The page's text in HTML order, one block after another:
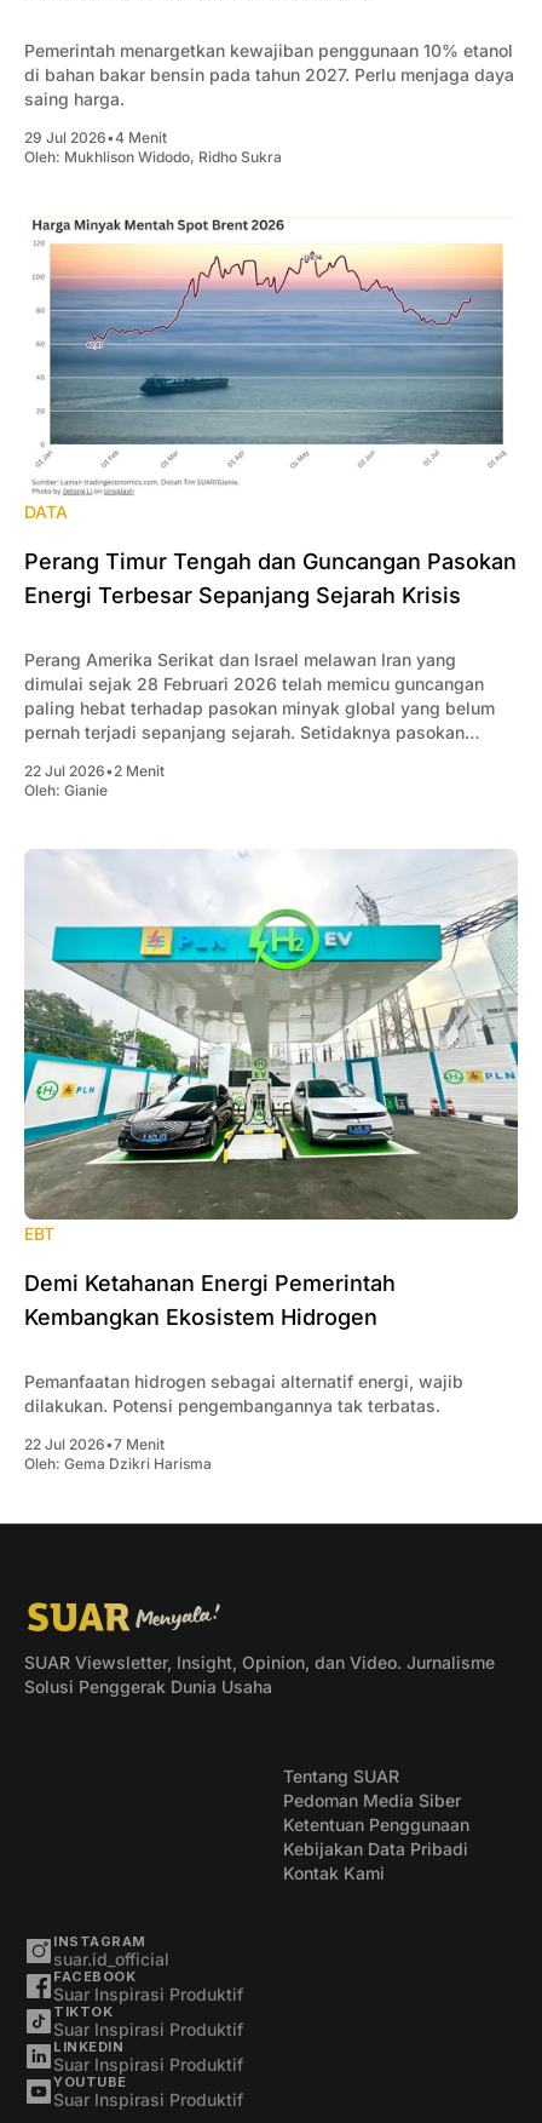
Pemerintah menargetkan kewajiban penggunaan 10% etanol
di bahan bakar bensin pada tahun 2027. Perlu menjaga daya
saing harga.
29 Jul 2026•4 Menit
Oleh: Mukhlison Widodo, Ridho Sukra
DATA
Perang Timur Tengah dan Guncangan Pasokan
Energi Terbesar Sepanjang Sejarah Krisis
Perang Amerika Serikat dan Israel melawan Iran yang
dimulai sejak 28 Februari 2026 telah memicu guncangan
paling hebat terhadap pasokan minyak global yang belum
pernah terjadi sepanjang sejarah. Setidaknya pasokan
konflik tersebut.
22 Jul 2026•2 Menit
Oleh: Gianie
EBT
Demi Ketahanan Energi Pemerintah
Kembangkan Ekosistem Hidrogen
Pemanfaatan hidrogen sebagai alternatif energi, wajib
dilakukan. Potensi pengembangannya tak terbatas.
22 Jul 2026•7 Menit
Oleh: Gema Dzikri Harisma
SUAR Viewsletter, Insight, Opinion, dan Video. Jurnalisme
Solusi Penggerak Dunia Usaha
Tentang SUAR
Pedoman Media Siber
Ketentuan Penggunaan
Kebijakan Data Pribadi
Kontak Kami
INSTAGRAM
suar.id_official
FACEBOOK
Suar Inspirasi Produktif
TIKTOK
Suar Inspirasi Produktif
LINKEDIN
Suar Inspirasi Produktif
YOUTUBE
Suar Inspirasi Produktif